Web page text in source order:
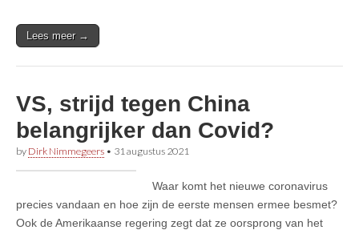
Lees meer →
VS, strijd tegen China
belangrijker dan Covid?
by Dirk Nimmegeers • 31 augustus 2021
Waar komt het nieuwe coronavirus
precies vandaan en hoe zijn de eerste mensen ermee besmet?
Ook de Amerikaanse regering zegt dat ze oorsprong van het